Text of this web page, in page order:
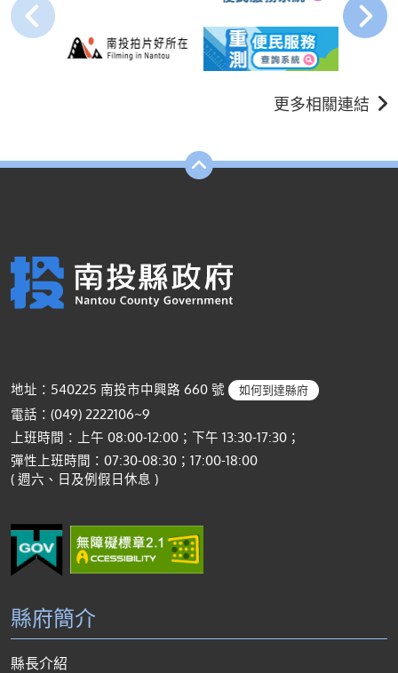
更多相關連結
地址：540225 南投市中興路 660 號 如何到達縣府
電話：(049) 2222106~9
上班時間：上午 08:00-12:00；下午 13:30-17:30；
彈性上班時間：07:30-08:30；17:00-18:00
( 週六、日及例假日休息 )
縣府簡介
縣長介紹